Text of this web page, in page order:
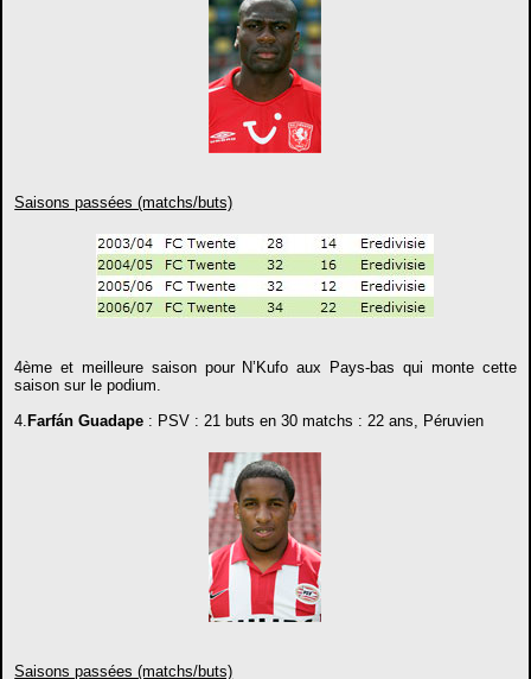
Saisons passées (matchs/buts)
4ème et meilleure saison pour N’Kufo aux Pays-bas qui monte cette
saison sur le podium.
4.Farfán Guadape : PSV : 21 buts en 30 matchs : 22 ans, Péruvien
Saisons passées (matchs/buts)